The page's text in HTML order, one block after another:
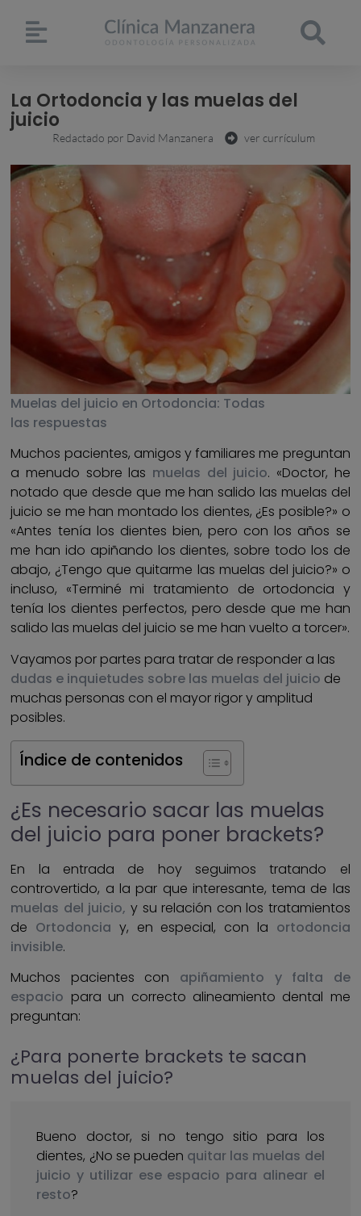
La Ortodoncia y las muelas del
juicio
Redactado por David Manzanera ver currículum
Muelas del juicio en Ortodoncia: Todas
las respuestas
Muchos pacientes, amigos y familiares me preguntan
a menudo sobre las muelas del juicio. «Doctor, he
notado que desde que me han salido las muelas del
juicio se me han montado los dientes, ¿Es posible?» o
«Antes tenía los dientes bien, pero con los años se
me han ido apiñando los dientes, sobre todo los de
abajo, ¿Tengo que quitarme las muelas del juicio?» o
incluso, «Terminé mi tratamiento de ortodoncia y
tenía los dientes perfectos, pero desde que me han
salido las muelas del juicio se me han vuelto a torcer».
Vayamos por partes para tratar de responder a las
dudas e inquietudes sobre las muelas del juicio de
muchas personas con el mayor rigor y amplitud
posibles.
Índice de contenidos
¿Es necesario sacar las muelas
del juicio para poner brackets?
En la entrada de hoy seguimos tratando el
controvertido, a la par que interesante, tema de las
muelas del juicio, y su relación con los tratamientos
de Ortodoncia y, en especial, con la ortodoncia
invisible.
Muchos pacientes con apiñamiento y falta de
espacio para un correcto alineamiento dental me
preguntan:
¿Para ponerte brackets te sacan
muelas del juicio?
Bueno doctor, si no tengo sitio para los
dientes, ¿No se pueden quitar las muelas del
juicio y utilizar ese espacio para alinear el
resto?